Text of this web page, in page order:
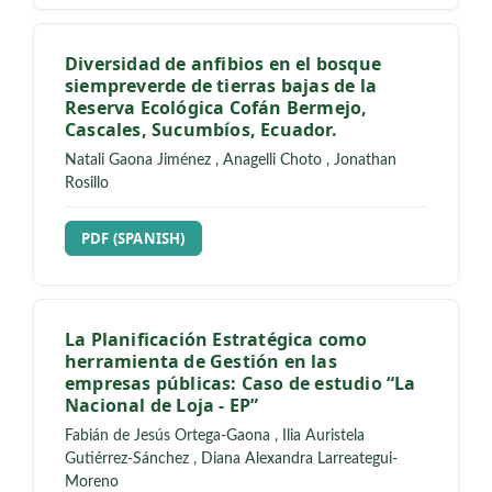
Diversidad de anfibios en el bosque
siempreverde de tierras bajas de la
Reserva Ecológica Cofán Bermejo,
Cascales, Sucumbíos, Ecuador.
Natali Gaona Jiménez , Anagelli Choto , Jonathan
Rosillo
REQUIRES SUBSCRIPTION
PDF (SPANISH)
La Planificación Estratégica como
herramienta de Gestión en las
empresas públicas: Caso de estudio “La
Nacional de Loja - EP”
Fabián de Jesús Ortega-Gaona ,
Ilia Auristela
Gutiérrez-Sánchez , Diana Alexandra Larreategui-
Moreno